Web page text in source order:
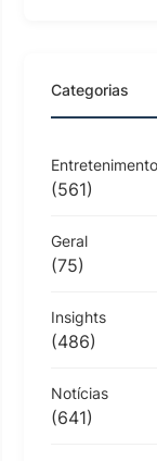
Categorias
Entretenimento
(561)
Geral
(75)
Insights
(486)
Notícias
(641)